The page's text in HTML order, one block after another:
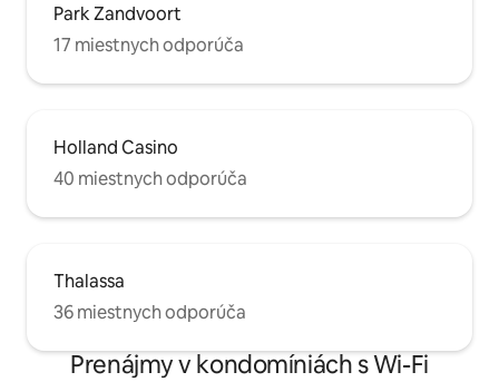
Park Zandvoort
17 miestnych odporúča
Holland Casino
40 miestnych odporúča
Thalassa
36 miestnych odporúča
Prenájmy v kondomíniách s Wi-Fi